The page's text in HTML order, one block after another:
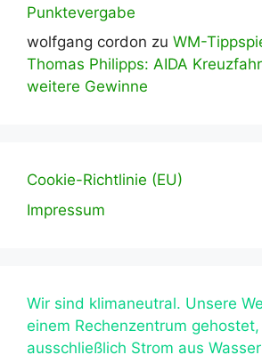
Punktevergabe
wolfgang cordon zu WM-
Thomas Philipps: AIDA
weitere Gewinne
Cookie-Richtlinie (EU)
Impressum
Wir sind klimaneutral. Unsere
einem Rechenzentrum
ausschließlich Strom aus